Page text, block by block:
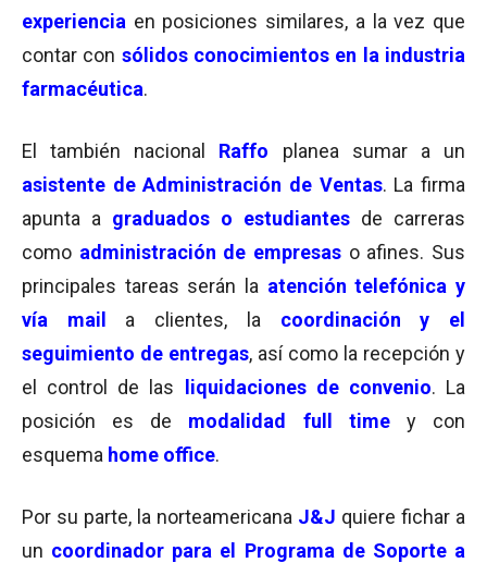
experiencia en posiciones similares, a la vez que
contar con sólidos conocimientos en la industria
farmacéutica.
El también nacional Raffo planea sumar a un
asistente de Administración de Ventas. La firma
apunta a graduados o estudiantes de carreras
como administración de empresas o afines. Sus
principales tareas serán la atención telefónica y
vía mail a clientes, la coordinación y el
seguimiento de entregas, así como la recepción y
el control de las
liquidaciones de convenio. La
posición es de modalidad full timey con
esquema home office.
Por su parte, la norteamericana J&J quiere fichar a
un coordinador para el Programa de Soporte a